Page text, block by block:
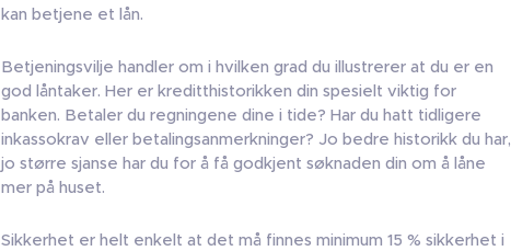
kan betjene et lån.
Betjeningsvilje handler om i hvilken grad du illustrerer at du er en
god låntaker. Her er kreditthistorikken din spesielt viktig for
banken. Betaler du regningene dine i tide? Har du hatt tidligere
inkassokrav eller betalingsanmerkninger? Jo bedre historikk du har,
jo større sjanse har du for å få godkjent søknaden din om å låne
mer på huset.
Sikkerhet er helt enkelt at det må finnes minimum 15 % sikkerhet i